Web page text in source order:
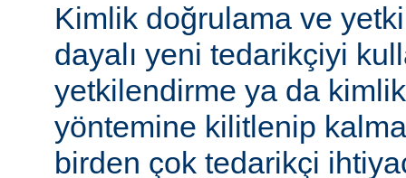
Kimlik doğrulama ve
dayalı yeni tedarikçiyi
yetkilendirme ya da
yöntemine kilitlenip
birden çok tedarikçi